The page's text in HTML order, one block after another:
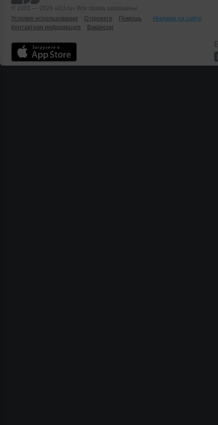
© 2001 — 2026 «DJ.ru» Все права защищены.
Условия использования
О проекте Помощь
Реклама на сайте
Контактная информация
Вакансии